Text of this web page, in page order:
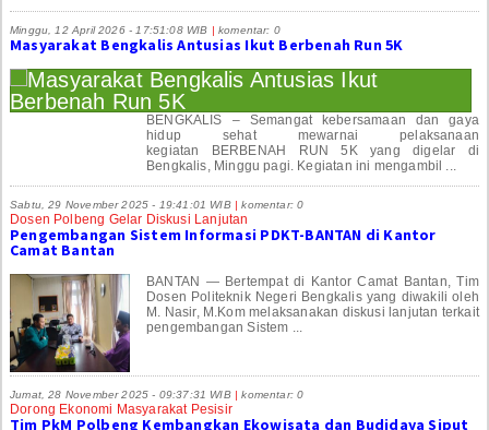
Minggu, 12 April 2026 - 17:51:08 WIB | komentar: 0
Masyarakat Bengkalis Antusias Ikut Berbenah Run 5K
BENGKALIS – Semangat kebersamaan dan gaya
hidup sehat mewarnai pelaksanaan
kegiatan BERBENAH RUN 5K yang digelar di
Bengkalis, Minggu pagi. Kegiatan ini mengambil ...
Sabtu, 29 November 2025 - 19:41:01 WIB | komentar: 0
Dosen Polbeng Gelar Diskusi Lanjutan
Pengembangan Sistem Informasi PDKT-BANTAN di Kantor
Camat Bantan
BANTAN — Bertempat di Kantor Camat Bantan, Tim
Dosen Politeknik Negeri Bengkalis yang diwakili oleh
M. Nasir, M.Kom melaksanakan diskusi lanjutan terkait
pengembangan Sistem ...
Jumat, 28 November 2025 - 09:37:31 WIB | komentar: 0
Dorong Ekonomi Masyarakat Pesisir
Tim PkM Polbeng Kembangkan Ekowisata dan Budidaya Siput